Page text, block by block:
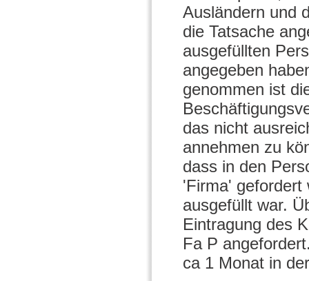
Ausländern und
die Tatsache
ausgefüllten
angegeben
genommen ist
das nicht
annehmen zu
dass in den
'Firma' gefordert
ausgefüllt war.
Eintragung des
Fa P
ca 1 Monat in